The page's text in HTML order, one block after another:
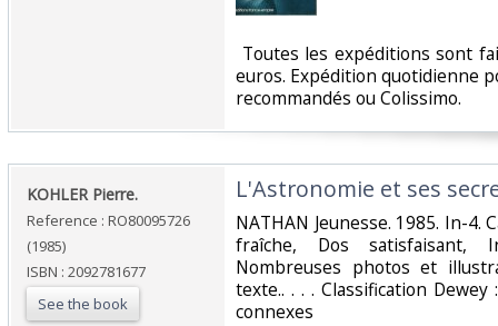
Toutes les expéditions sont
euros. Expédition quotidienne
recommandés ou Colissimo. ‎
‎KOHLER Pierre.‎
Reference : RO80095726
(1985)
ISBN : 2092781677
See the book
‎L'Astronomie et ses
‎NATHAN Jeunesse. 1985. In-4.
fraîche, Dos satisfaisant,
Nombreuses photos et
texte.. . . . Classification
connexes‎